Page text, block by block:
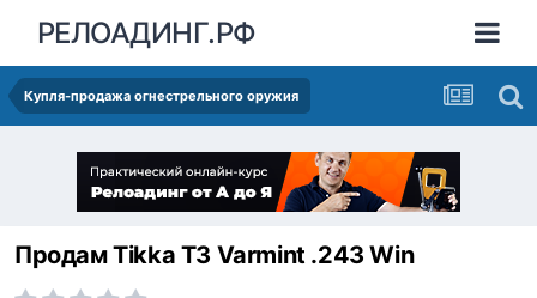
РЕЛОАДИНГ.РФ
Купля-продажа огнестрельного оружия
Продам Tikka T3 Varmint .243 Win